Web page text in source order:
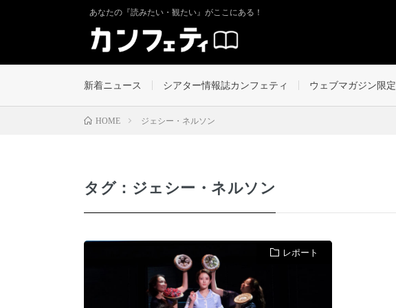
あなたの『読みたい・観たい』がここにある！
新着ニュース シアター情報誌カンフェティ ウェブマガジン限定
HOME ジェシー・ネルソン
タグ：ジェシー・ネルソン
レポート